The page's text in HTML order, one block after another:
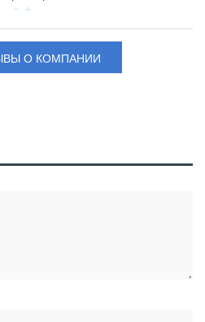
О КОМПАНИИ